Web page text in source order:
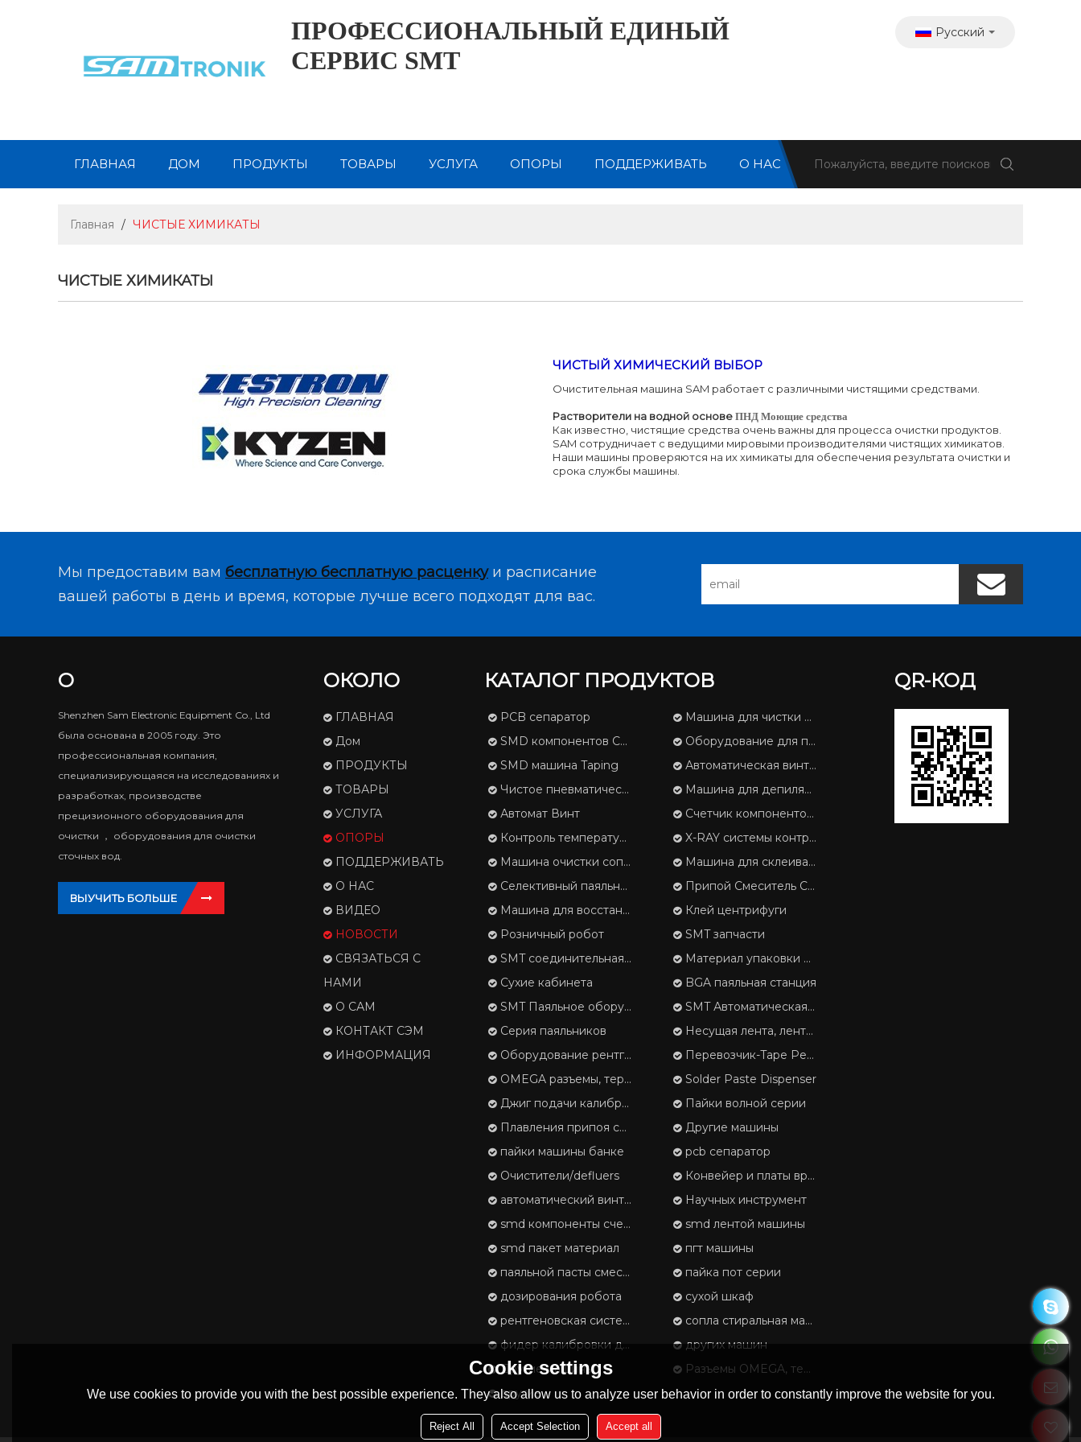
ПРОФЕССИОНАЛЬНЫЙ ЕДИНЫЙ
СЕРВИС SMT
Русский
ГЛАВНАЯ ДОМ ПРОДУКТЫ ТОВАРЫ УСЛУГА ОПОРЫ ПОДДЕРЖИВАТЬ О НАС
Главная / ЧИСТЫЕ ХИМИКАТЫ
ЧИСТЫЕ ХИМИКАТЫ
ЧИСТЫЙ ХИМИЧЕСКИЙ ВЫБОР
Очистительная машина SAM работает с различными чистящими средствами.
Растворители на водной основе ПНД Моющие средства
Как известно, чистящие средства очень важны для процесса очистки продуктов.
SAM сотрудничает с ведущими мировыми производителями чистящих химикатов.
Наши машины проверяются на их химикаты для обеспечения результата очистки и
срока службы машины.
Мы предоставим вам бесплатную бесплатную расценкуи расписание
вашей работы в день и время, которые лучше всего подходят для вас.
О
Shenzhen Sam Electronic Equipment Co., Ltd
была основана в 2005 году. Это
профессиональная компания,
специализирующаяся на исследованиях и
разработках, производстве
прецизионного оборудования для
очистки ， оборудования для очистки
сточных вод.
ВЫУЧИТЬ БОЛЬШЕ
ОКОЛО
ГЛАВНАЯ
Дом
ПРОДУКТЫ
ТОВАРЫ
УСЛУГА
ОПОРЫ
ПОДДЕРЖИВАТЬ
О НАС
ВИДЕО
НОВОСТИ
СВЯЗАТЬСЯ С
НАМИ
О САМ
КОНТАКТ СЭМ
ИНФОРМАЦИЯ
КАТАЛОГ ПРОДУКТОВ
PCB сепаратор
Машина для чистки SMT
SMD компонентов Счетчик
Оборудование для печатных плат
SMD машина Taping
Автоматическая винтовая запорная машина
Чистое пневматический трафарета
Машина для депиляции печатных плат
Автомат Винт
Счетчик компонентов SMD
Контроль температуры
X-RAY системы контроля
Машина очистки сопла
Машина для склеивания SMD
Селективный паяльник
Припой Смеситель Cream
Машина для восстановления отложений припоя
Клей центрифуги
Розничный робот
SMT запчасти
SMT соединительная лента
Материал упаковки SMD
Сухие кабинета
BGA паяльная станция
SMT Паяльное оборудование
SMT Автоматическая машина для резки ленты
Серия паяльников
Несущая лента, лента крышки, пластиковые изделия Reel
Оборудование рентгеновского контроля
Перевозчик-Tape Peel сил Tester
OMEGA разъемы, термопары
Solder Paste Dispenser
Джиг подачи калибровки
Пайки волной серии
Плавления припоя серии
Другие машины
пайки машины банке
pcb сепаратор
Очистители/defluers
Конвейер и платы вручение оборудования
автоматический винт замок машины
Научных инструмент
smd компоненты счетчик
smd лентой машины
smd пакет материал
пгт машины
паяльной пасты смеситель
пайка пот серии
дозирования робота
сухой шкаф
рентгеновская система контроля
сопла стиральная машина
фидер калибровки джиг
других машин
Другие машины
Разъемы OMEGA, термопары
другие
QR-КОД
Cookie settings
We use cookies to provide you with the best possible experience. They also allow us to analyze user behavior in order to constantly improve the website for you.
Reject All Accept Selection Accept all